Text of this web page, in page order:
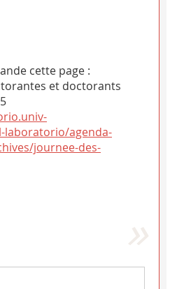
cette page :
et doctorants
laboratorio/agenda-
journee-des-